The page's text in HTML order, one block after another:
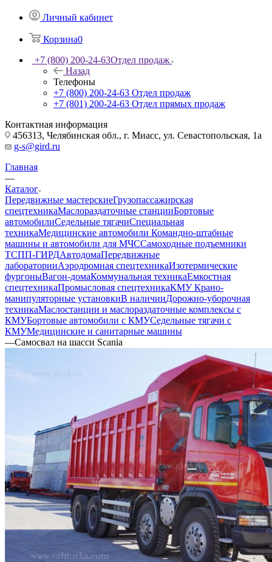
Личный кабинет
Корзина0
+7 (800) 200-24-63Отдел продаж
Назад
Телефоны
+7 (800) 200-24-63 Отдел продаж
+7 (801) 200-24-63 Отдел прямых продаж
Контактная информация
456313, Челябинская обл., г. Миасс, ул. Севастопольская, 1а
g-s@gird.ru
Главная
—
Каталог
Передвижные мастерскиеГрузопассажирская
спецтехникаМаслораздаточные станцииБортовые
автомобилиСедельные тягачиСпециальная
техникаМедицинские автомобили Командно-штабные
машины и автомобили для МЧССамоходные подъемники
ТСПП-ГИРДАвтодомаПередвижные
лабораторииАэродромная спецтехникаИзотермические
фургоныВагон-домаКоммунальная техникаЕмкостная
спецтехникаПромысловая спецтехникаКМУ Крано-
манипуляторные установкиВ наличииДорожно-уборочная
техникаМаслостанции и маслораздаточные комплексы с
КМУБортовые автомобили с КМУСедельные тягачи с
КМУМедицинские и санитарные машины
—Самосвал на шасси Scania